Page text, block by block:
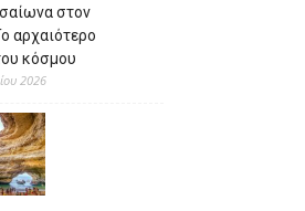
στον
αρχαιότερο
κόσμου
2026